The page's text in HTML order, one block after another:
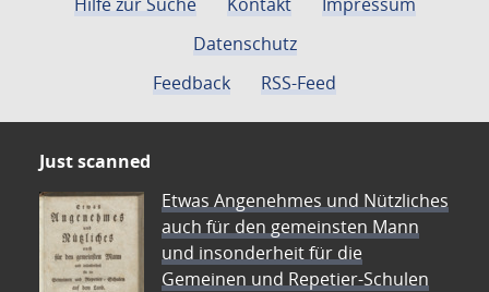
Datenschutz
Feedback
RSS-Feed
Just scanned
Etwas Angenehmes und Nützliches
auch für den gemeinsten Mann
und insonderheit für die
Gemeinen und Repetier-Schulen